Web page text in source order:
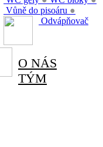
Vůně do pisoáru ●
Odvápňovač
O NÁS
TÝM